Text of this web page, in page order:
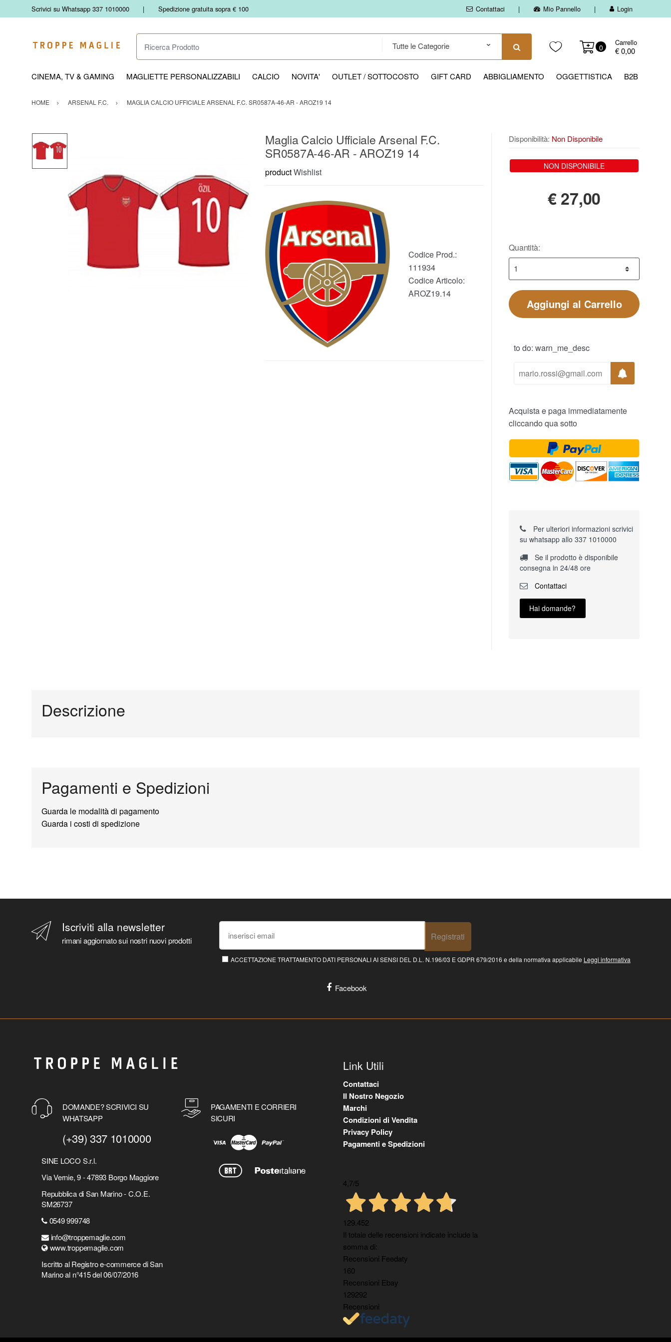
Scrivici su Whatsapp 337 1010000 Spedizione gratuita sopra € 100 Contattaci Mio Pannello Login
Ricerca Prodotto
0
Carrello
€ 0,00
CINEMA, TV & GAMING MAGLIETTE PERSONALIZZABILI CALCIO NOVITA' OUTLET / SOTTOCOSTO GIFT CARD ABBIGLIAMENTO OGGETTISTICA B2B
HOME ARSENAL F.C. MAGLIA CALCIO UFFICIALE ARSENAL F.C. SR0587A-46-AR - AROZ19 14
Maglia Calcio Ufficiale Arsenal F.C.
SR0587A-46-AR - AROZ19 14
productWishlist
Codice Prod.:
111934
Codice Articolo:
AROZ19.14
Disponibilità: Non Disponibile
NON DISPONIBILE
€27,00
Quantità:
Aggiungi al Carrello
to do: warn_me_desc
Acquista e paga immediatamente
cliccando qua sotto
Per ulteriori informazioni scrivici
su whatsapp allo 337 1010000
Se il prodotto è disponibile
consegna in 24/48 ore
Contattaci
Hai domande?
Descrizione
Pagamenti e Spedizioni
Guarda le modalità di pagamento
Guarda i costi di spedizione
Iscriviti alla newsletter
rimani aggiornato sui nostri nuovi prodotti Registrati
ACCETTAZIONE TRATTAMENTO DATI PERSONALI AI SENSI DEL D.L. N.196/03 E GDPR 679/2016 e della normativa applicabile Leggi informativa
Facebook
DOMANDE? SCRIVICI SU
WHATSAPP
(+39) 337 1010000
SINE LOCO S.r.l.
Via Vernie, 9 - 47893 Borgo Maggiore
Repubblica di San Marino - C.O.E.
SM26737
0549 999748
info@troppemaglie.com
www.troppemaglie.com
Iscritto al Registro e-commerce di San
Marino al n°415 del 06/07/2016
PAGAMENTI E CORRIERI
SICURI
Link Utili
Contattaci
Il Nostro Negozio
Marchi
Condizioni di Vendita
Privacy Policy
Pagamenti e Spedizioni
4,7/5
129.452
Il totale delle recensioni indicate include la
somma di:
Recensioni Feedaty
160
Recensioni Ebay
129292
Recensioni